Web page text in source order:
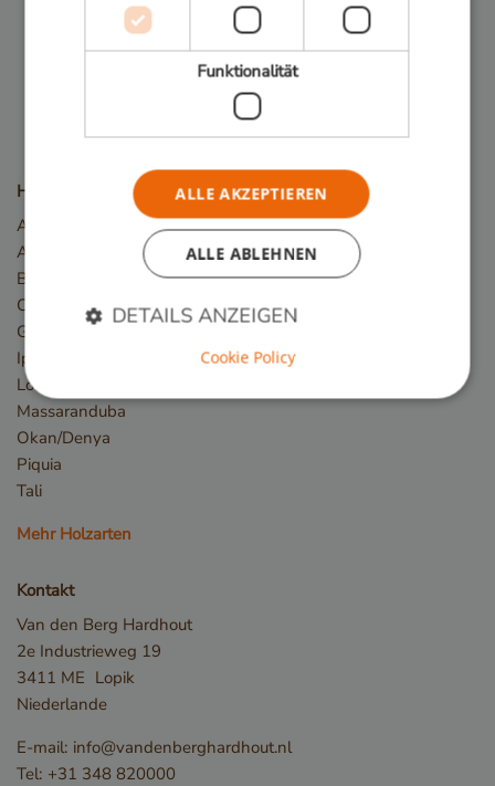
Folge uns:
Holzarten
Angelim Vermelho
Azobé / Bongossi
Basralocus
Cumaru
Guariuba/Mururé
Ipé
Louro Preto
Massaranduba
Okan/Denya
Piquia
Tali
Mehr Holzarten
Kontakt
Van den Berg Hardhout
2e Industrieweg 19
3411 ME Lopik
Niederlande
E-mail: info@vandenberghardhout.nl
Tel: +31 348 820000
Funktionalität
ALLE AKZEPTIEREN
ALLE ABLEHNEN
DETAILS ANZEIGEN
Ohne die unbedingt erforderlichen Cookies kann
__cf_bm
Cookie Policy